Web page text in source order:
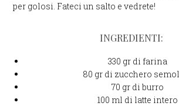
per golosi. Fateci un salto e vedrete!
INGREDIENTI:
330 gr di farina
80 gr di zucchero
70 gr di burro
100 ml di latte intero